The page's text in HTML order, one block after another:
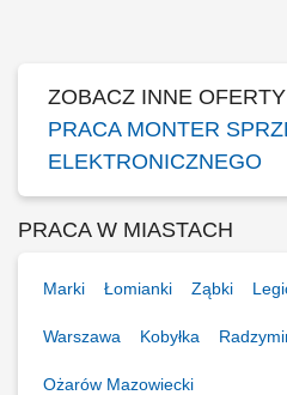
ZOBACZ INNE
PRACA MONTER
ELEKTRONICZNEGO
PRACA W MIASTACH
Marki Łomianki Ząbki
Warszawa Kobyłka
Ożarów Mazowiecki